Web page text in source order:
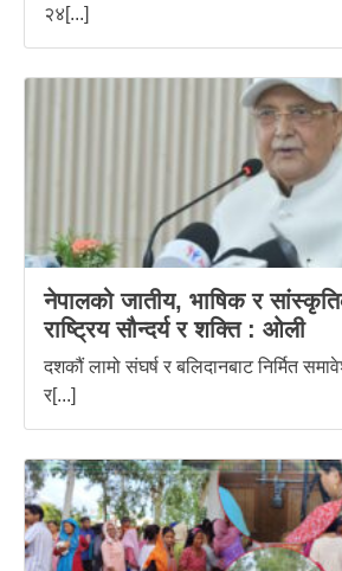
२४[...]
नेपालको जातीय, भाषिक र
राष्ट्रिय सौन्दर्य र शक्ति : ‌ओली
दशकौं लामो संघर्ष र बलिदानबाट निर्मित
र[...]